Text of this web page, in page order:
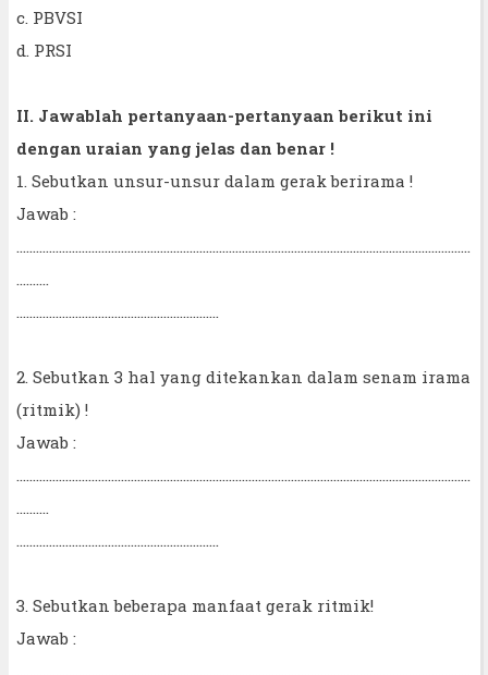
c. PBVSI
d. PRSI
II. Jawablah pertanyaan-pertanyaan berikut ini
dengan uraian yang jelas dan benar !
1. Sebutkan unsur-unsur dalam gerak berirama !
Jawab :
2. Sebutkan 3 hal yang ditekankan dalam senam irama
(ritmik) !
Jawab :
3. Sebutkan beberapa manfaat gerak ritmik!
Jawab :